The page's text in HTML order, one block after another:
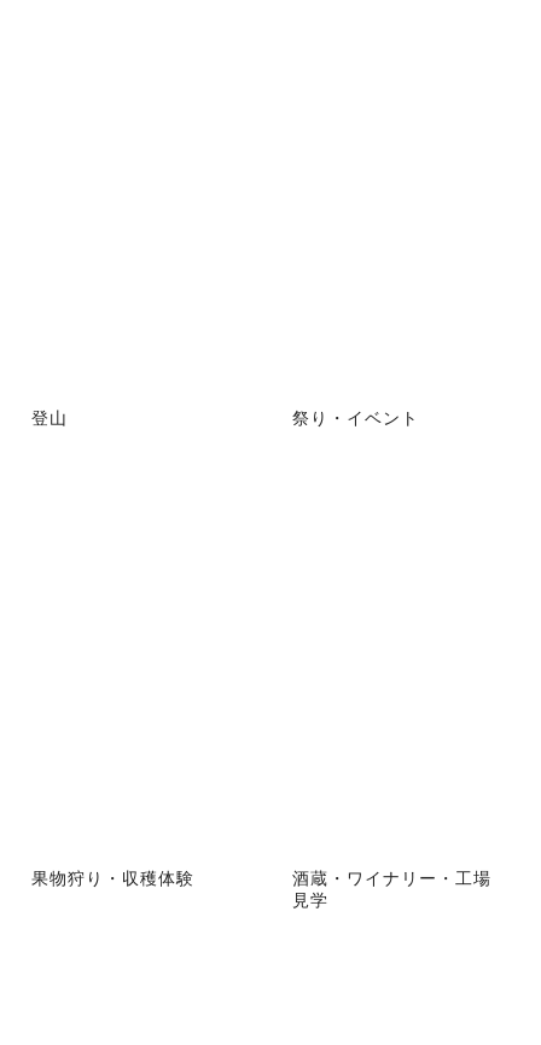
登山 祭り・イベント
果物狩り・収穫体験
酒蔵・ワイナリー・工場
見学